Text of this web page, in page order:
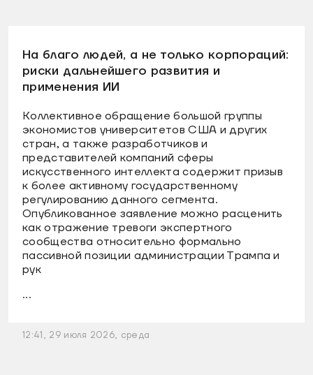
На благо людей, а не только корпораций:
риски дальнейшего развития и
применения ИИ
Коллективное обращение большой группы
экономистов университетов США и других
стран, а также разработчиков и
представителей компаний сферы
искусственного интеллекта содержит призыв
к более активному государственному
регулированию данного сегмента.
Опубликованное заявление можно расценить
как отражение тревоги экспертного
сообщества относительно формально
пассивной позиции администрации Трампа и
рук
...
12:41, 29 июля 2026, среда